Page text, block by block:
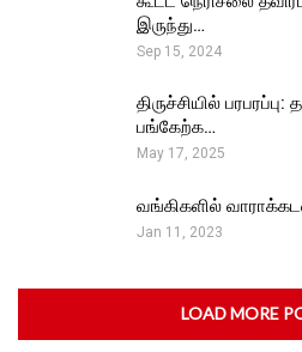
இருந்து…
Sep 15, 2024
திருச்சியில்
பங்கேற்க…
May 17, 2025
வங்கிகளில்
Jan 11, 2023
LOAD MORE